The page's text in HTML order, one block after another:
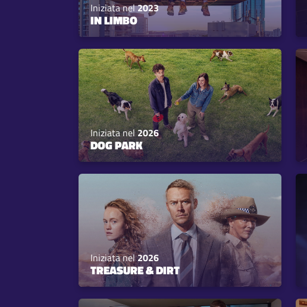
Iniziata nel2023
IN LIMBO
Iniziata nel2026
DOG PARK
Iniziata nel2026
TREASURE & DIRT